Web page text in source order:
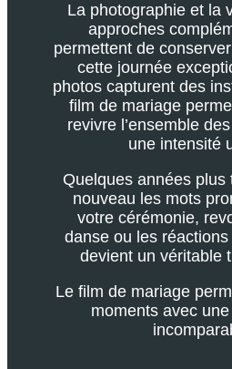
La photographie et la
approches
permettent de
cette journée
photos capturent des
film de mariage
revivre l’ensemble
une intensité
Quelques années plus
nouveau les mots
votre cérémonie,
danse ou les
devient un véritable
Le film de mariage
moments avec